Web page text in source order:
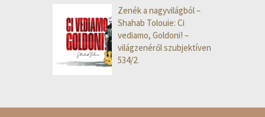
Zenék a nagyvilágból –
Shahab Tolouie: Ci
vediamo, Goldoni! –
világzenéről szubjektíven
534/2.